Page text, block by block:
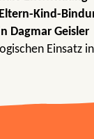
Eltern-Kind-
Dagmar Geisler
Einsatz in